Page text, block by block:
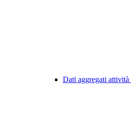
Dati aggregati attività